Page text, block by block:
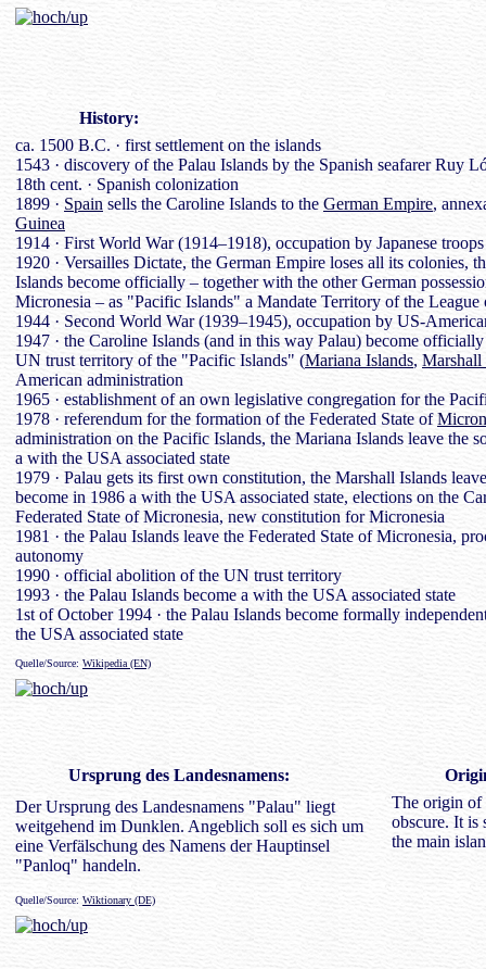
History:
ca. 1500 B.C. · first settlement on the islands
1543 · discovery of the Palau Islands by the Spanish seafarer Ruy
18th cent. · Spanish colonization
1899 · Spain sells the Caroline Islands to the German Empire,
Guinea
1914 · First World War (1914–1918), occupation by Japanese troops
1920 · Versailles Dictate, the German Empire loses all its colonies,
Islands become officially – together with the other German
Micronesia – as "Pacific Islands" a Mandate Territory of the
1944 · Second World War (1939–1945), occupation by US-
1947 · the Caroline Islands (and in this way Palau) become
UN trust territory of the "Pacific Islands" (Mariana Islands, Marshall
American administration
1965 · establishment of an own legislative congregation for the
1978 · referendum for the formation of the Federated State of
administration on the Pacific Islands, the Mariana Islands leave the
a with the USA associated state
1979 · Palau gets its first own constitution, the Marshall Islands
become in 1986 a with the USA associated state, elections on the
Federated State of Micronesia, new constitution for Micronesia
1981 · the Palau Islands leave the Federated State of Micronesia,
autonomy
1990 · official abolition of the UN trust territory
1993 · the Palau Islands become a with the USA associated state
1st of October 1994 · the Palau Islands become formally
the USA associated state
Quelle/Source: Wikipedia (EN)
Ursprung des Landesnamens:
Der Ursprung des Landesnamens "Palau" liegt
weitgehend im Dunklen. Angeblich soll es sich um
eine Verfälschung des Namens der Hauptinsel
"Panloq" handeln.
The origin of
obscure. It is
the main
Quelle/Source: Wiktionary (DE)